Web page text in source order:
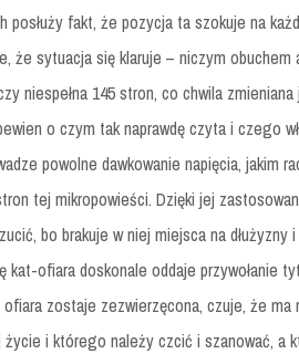
posłuży fakt, że pozycja ta szokuje na
że sytuacja się klaruje – niczym
niespełna 145 stron, co chwila
o czym tak naprawdę czyta i czego
powolne dawkowanie napięcia, jakim
tej mikropowieści. Dzięki jej
bo brakuje w niej miejsca na
kat-ofiara doskonale oddaje przywołanie
ofiara zostaje zezwierzęcona, czuje, że
i którego należy czcić i szanować, a